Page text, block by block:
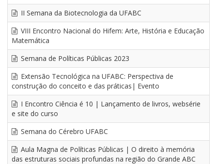
II Semana da Biotecnologia da UFABC
VIII Encontro Nacional do Hifem: Arte, História e Educação
Matemática
Semana de Políticas Públicas 2023
Extensão Tecnológica na UFABC: Perspectiva de
construção do conceito e das práticas| Evento
I Encontro Ciência é 10 | Lançamento de livros, websérie
e site do curso
Semana do Cérebro UFABC
Aula Magna de Políticas Públicas | O direito à memória
das estruturas sociais profundas na região do Grande ABC